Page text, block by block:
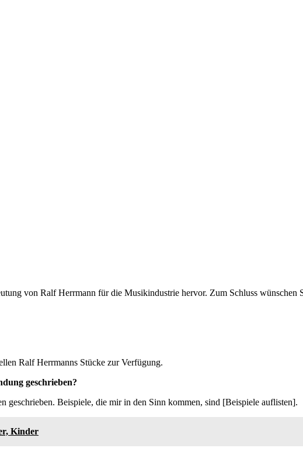
von Ralf Herrmann für die Musikindustrie hervor. Zum Schluss wünschen
Ralf Herrmanns Stücke zur Verfügung.
geschrieben?
Beispiele, die mir in den Sinn kommen, sind [Beispiele auflisten].
Kinder